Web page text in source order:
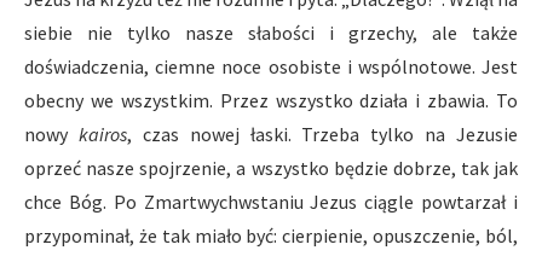
siebie nie tylko nasze słabości i grzechy, ale także
doświadczenia, ciemne noce osobiste i wspólnotowe. Jest
obecny we wszystkim. Przez wszystko działa i zbawia. To
nowy kairos, czas nowej łaski. Trzeba tylko na Jezusie
oprzeć nasze spojrzenie, a wszystko będzie dobrze, tak jak
chce Bóg. Po Zmartwychwstaniu Jezus ciągle powtarzał i
przypominał, że tak miało być: cierpienie, opuszczenie, ból,